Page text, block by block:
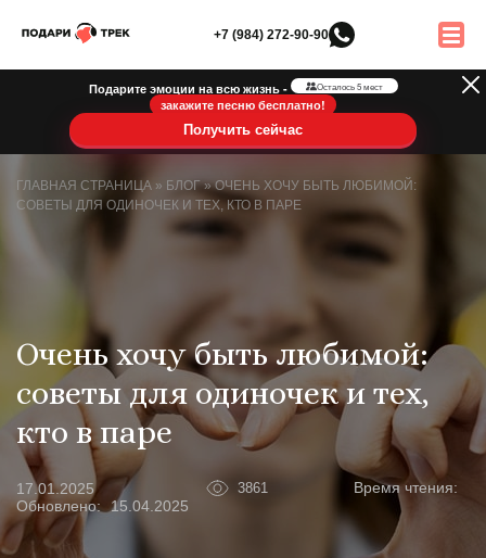
+7 (984) 272-90-90
Подарите эмоции на всю жизнь - Осталось 5 мест
закажите песню бесплатно!
Получить сейчас
ГЛАВНАЯ СТРАНИЦА » БЛОГ»ОЧЕНЬ ХОЧУ БЫТЬ ЛЮБИМОЙ:
СОВЕТЫ ДЛЯ ОДИНОЧЕК И ТЕХ, КТО В ПАРЕ
Очень хочу быть любимой:
советы для одиночек и тех,
кто в паре
17.01.2025 3861
Время чтения:
Обновлено:
15.04.2025